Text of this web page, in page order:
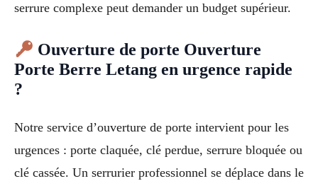
serrure complexe peut demander un budget supérieur.
Ouverture de porte Ouverture
Porte Berre Letang en urgence rapide
?
Notre service d’ouverture de porte intervient pour les
urgences : porte claquée, clé perdue, serrure bloquée ou
clé cassée. Un serrurier professionnel se déplace dans le